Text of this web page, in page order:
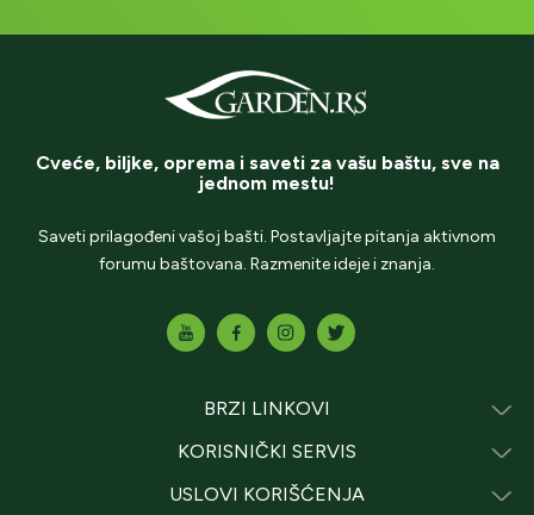
Cveće, biljke, oprema i saveti za vašu baštu, sve na
jednom mestu!
Saveti prilagođeni vašoj bašti. Postavljajte pitanja aktivnom
forumu baštovana. Razmenite ideje i znanja.
BRZI LINKOVI
KORISNIČKI SERVIS
USLOVI KORIŠĆENJA